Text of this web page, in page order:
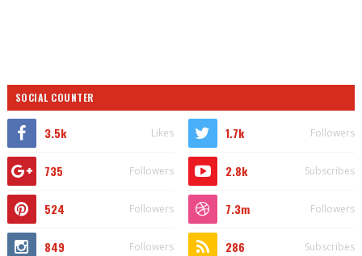
SOCIAL COUNTER
3.5k Likes 1.7k Followers
735 Followers 2.8k Subscribes
524 Followers 7.3m Followers
849 Followers 286 Subscribes